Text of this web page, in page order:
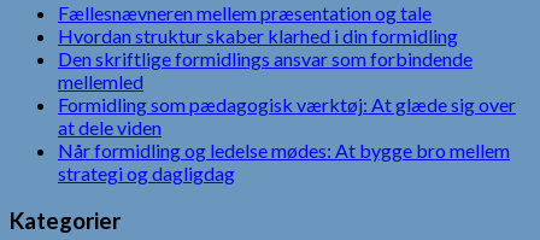
Fællesnævneren mellem præsentation og tale
Hvordan struktur skaber klarhed i din formidling
Den skriftlige formidlings ansvar som forbindende
mellemled
Formidling som pædagogisk værktøj: At glæde sig over
at dele viden
Når formidling og ledelse mødes: At bygge bro mellem
strategi og dagligdag
Kategorier